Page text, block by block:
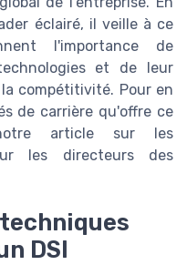
éclairé, il veille à ce
l'importance de
et de leur
compétitivité. Pour en
de carrière qu'offre ce
article sur les
les directeurs des
DSI